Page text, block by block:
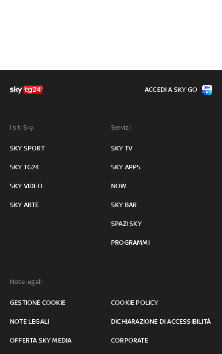
I siti Sky:
SKY SPORT
SKY TG24
SKY VIDEO
SKY ARTE
Servizi:
SKY TV
SKY APPS
NOW
SKY BAR
SPAZI SKY
PROGRAMMI
Note legali:
GESTIONE COOKIE COOKIE POLICY
NOTE LEGALI DICHIARAZIONE DI ACCESSIBILITÀ
OFFERTA SKY MEDIA CORPORATE
ACCEDI A SKY GO